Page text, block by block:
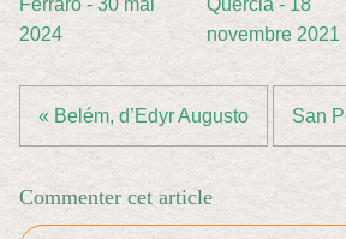
Ferraro - 30 mai
2024
Quercia - 18
novembre 2021
« Belém, d’Edyr Augusto San
Commenter cet article